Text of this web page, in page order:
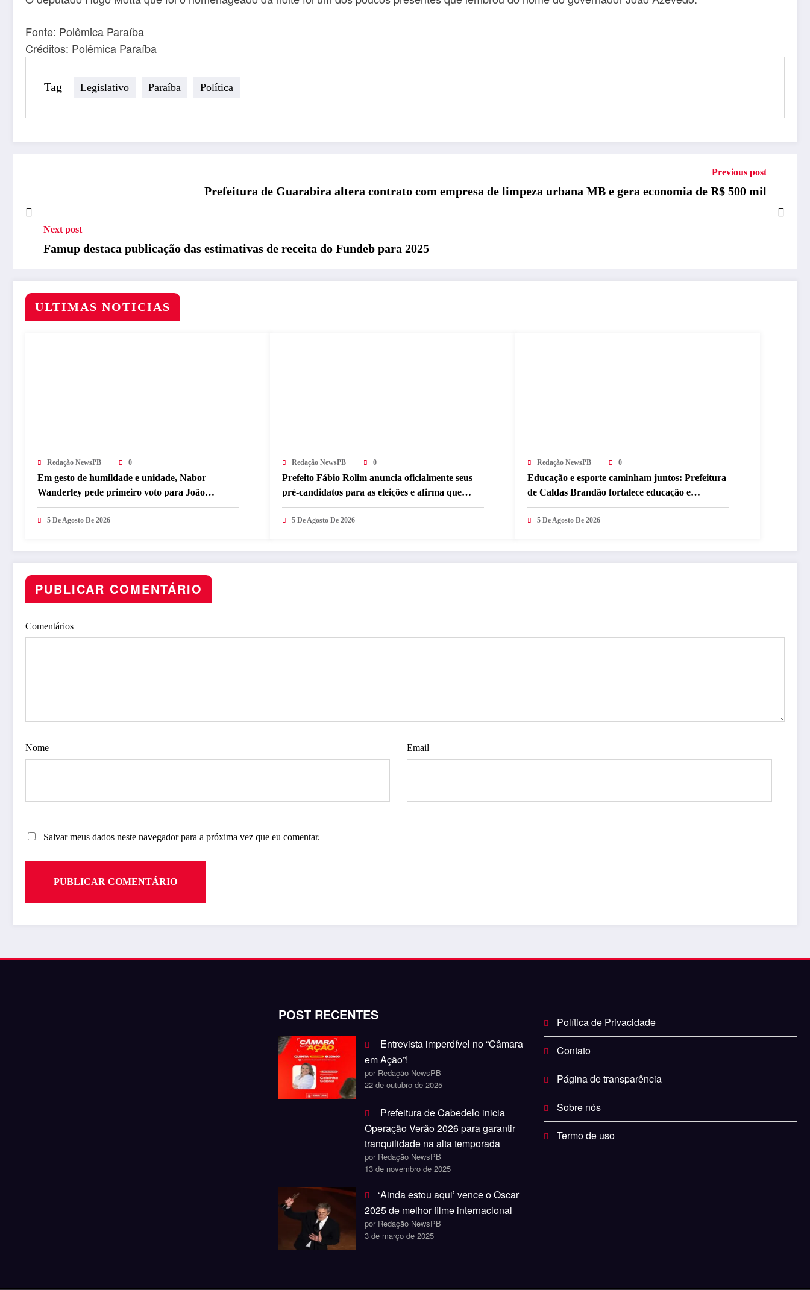
Fonte: Polêmica Paraíba
Créditos: Polêmica Paraíba
Tag Legislativo Paraíba Política
Previous post
Prefeitura de Guarabira altera contrato com empresa de limpeza urbana MB e gera economia de R$ 500 mil
Next post
Famup destaca publicação das estimativas de receita do Fundeb para 2025
ULTIMAS NOTICIAS
Redação NewsPB 0
Em gesto de humildade e unidade, Nabor
Wanderley pede primeiro voto para João
Azevêdo e reforça compromisso com o projeto
governista
5 De Agosto De 2026
Redação NewsPB 0
Prefeito Fábio Rolim anuncia oficialmente seus
pré-candidatos para as eleições e afirma que
escolha é baseada em trabalho com o
desenvolvimento de Caldas Brandão-PB
5 De Agosto De 2026
Redação NewsPB 0
Educação e esporte caminham juntos: Prefeitura
de Caldas Brandão fortalece educação e
incentiva a prática esportiva na zona rural do
município
5 De Agosto De 2026
PUBLICAR COMENTÁRIO
Comentários
Nome Email
Salvar meus dados neste navegador para a próxima vez que eu comentar.
POST RECENTES
Entrevista imperdível no “Câmara
em Ação”!
por Redação NewsPB
22 de outubro de 2025
Prefeitura de Cabedelo inicia
Operação Verão 2026 para garantir
tranquilidade na alta temporada
por Redação NewsPB
13 de novembro de 2025
‘Ainda estou aqui’ vence o Oscar
2025 de melhor filme internacional
por Redação NewsPB
3 de março de 2025
Política de Privacidade
Contato
Página de transparência
Sobre nós
Termo de uso